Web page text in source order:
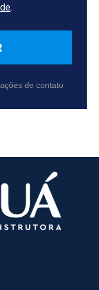
.
de contato